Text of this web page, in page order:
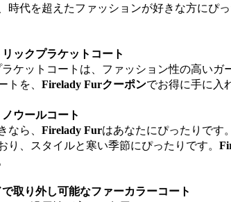
時代を超えたファッションが好きな方にぴ
ックプラケットコート
ケットコートは、ファッション性の高い
トを、 Firelady Furクーポンでお得に手に入
ウールコート
なら、 Firelady Furはあなたにぴったりです。
り、スタイルと寒い季節にぴったりです。
取り外し可能なファーカラーコート